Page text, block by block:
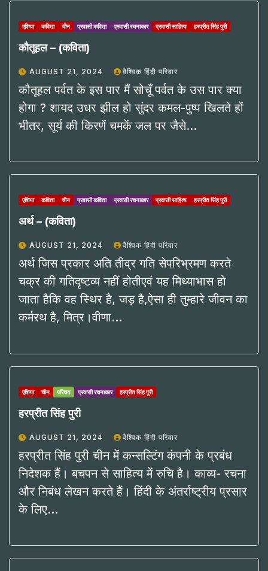
एशिया कविता चीन प्रवासी कविता प्रवासी रचनाकार प्रवासी साहित्य हरप्रीत सिंह पुरी
कौतूहल – (कविता)
AUGUST 21, 2024 वैश्विक हिंदी परिवार
कौतूहल पर्वत के इस पार मैं सोचूँ पर्वत के उस पार क्या
होगा ? शायद उधर झील हो सुंदर कमल-पुष्प खिलते हों
भीतर, सूर्य की किरणें चमकें जल पर जैसे…
एशिया कविता चीन प्रवासी कविता प्रवासी रचनाकार प्रवासी साहित्य हरप्रीत सिंह पुरी
अर्थ – (कविता)
AUGUST 21, 2024 वैश्विक हिंदी परिवार
अर्थ जिस प्रकार अति तीव्र गति सेपरिभ्रमण करते
चक्र की गतिदृष्टव्य नहीं होतीएवं यह मिथ्याभास हो
जाता हैकि वह स्थिर है, जड़ है,ऐसा ही तुम्हारे जीवन का
कर्मरथ है, मित्र।वीणा…
एशिया चीन परिचय प्रवासी रचनाकार हरप्रीत सिंह पुरी
हरप्रीत सिंह पुरी
AUGUST 21, 2024 वैश्विक हिंदी परिवार
हरप्रीत सिंह पुरी चीन में कन्सल्टिंग कंपनी के प्रबंध
निदेशक हैं। बचपन से साहित्य में रुचि है। काव्य- रचना
और निबंध लेखन करते हैं। हिंदी के अंतर्राष्ट्रीय प्रसार
के लिए…